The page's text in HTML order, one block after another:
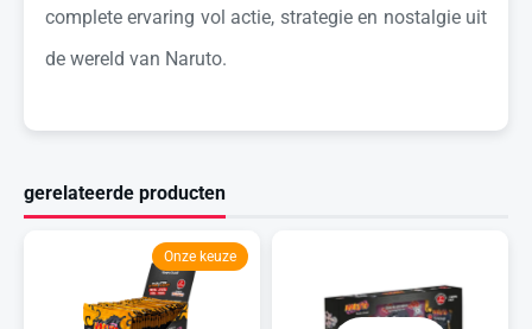
complete ervaring vol actie, strategie en nostalgie uit
de wereld van Naruto.
gerelateerde producten
Onze keuze